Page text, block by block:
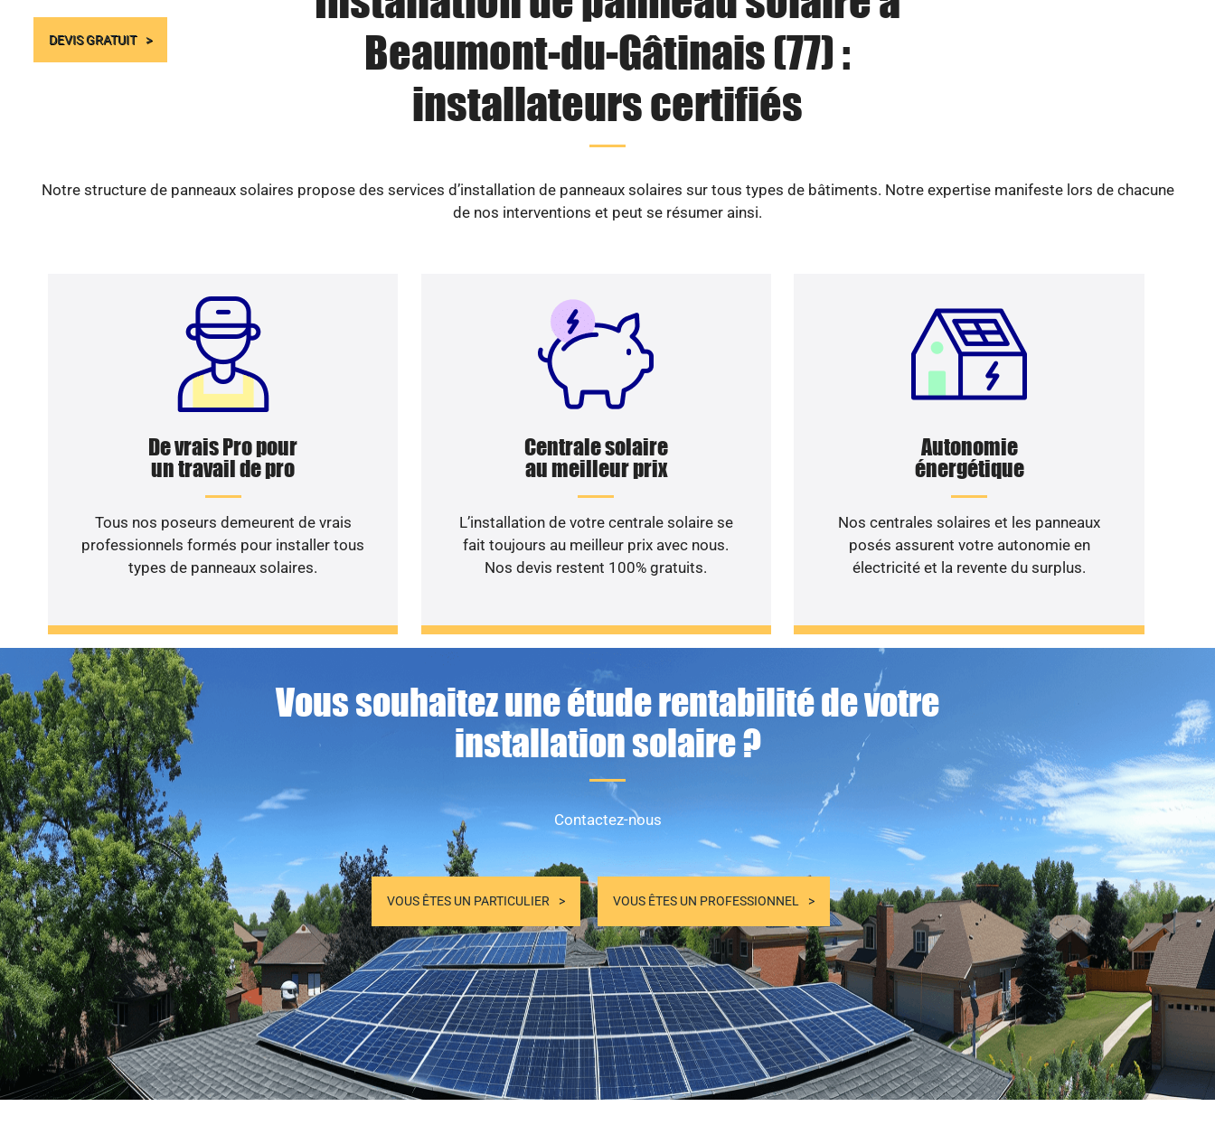
DEVIS GRATUIT
Beaumont-du-Gâtinais (77) :
installateurs certifiés
Notre structure de panneaux solaires propose des services d’installation de panneaux solaires sur tous types de bâtiments. Notre expertise manifeste lors de chacune
de nos interventions et peut se résumer ainsi.
De vrais Pro pour
un travail de pro
Tous nos poseurs demeurent de vrais
professionnels formés pour installer tous
types de panneaux solaires.
Centrale solaire
au meilleur prix
L’installation de votre centrale solaire se
fait toujours au meilleur prix avec nous.
Nos devis restent 100% gratuits.
Autonomie
énergétique
Nos centrales solaires et les panneaux
posés assurent votre autonomie en
électricité et la revente du surplus.
Vous souhaitez une étude rentabilité de votre
installation solaire ?
Contactez-nous
VOUS ÊTES UN PARTICULIER VOUS ÊTES UN PROFESSIONNEL